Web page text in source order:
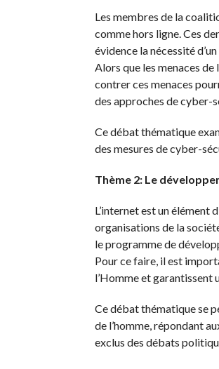
Les membres de la
comme hors ligne. Ces
évidence la nécessité
Alors que les menaces
contrer ces menaces
des approches de cyber-
Ce débat thématique
des mesures de cyber-
Thème 2: Le
L’internet est un élément
organisations de la
le programme de
Pour ce faire, il est
l’Homme et garantissent
Ce débat thématique se
de l’homme, répondant
exclus des débats